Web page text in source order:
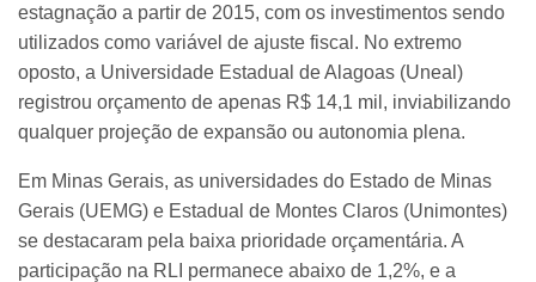
estagnação a partir de 2015, com os investimentos sendo
utilizados como variável de ajuste fiscal. No extremo
oposto, a Universidade Estadual de Alagoas (Uneal)
registrou orçamento de apenas R$ 14,1 mil, inviabilizando
qualquer projeção de expansão ou autonomia plena.
Em Minas Gerais, as universidades do Estado de Minas
Gerais (UEMG) e Estadual de Montes Claros (Unimontes)
se destacaram pela baixa prioridade orçamentária. A
participação na RLI permanece abaixo de 1,2%, e a